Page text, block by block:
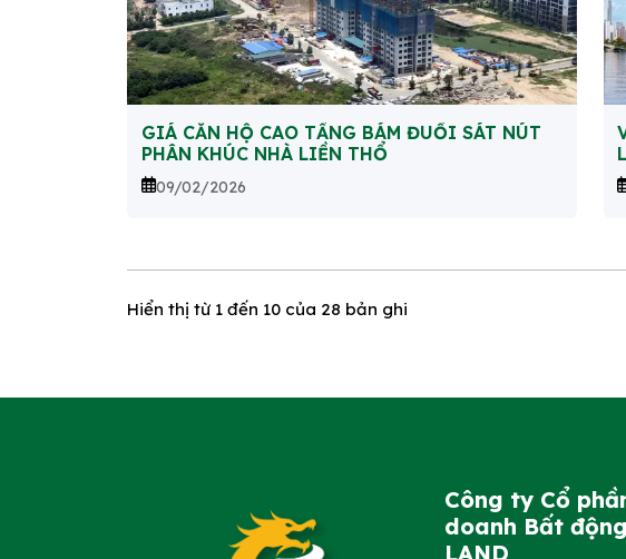
GIÁ CĂN HỘ CAO TẦNG BÁM ĐUỔI SÁT NÚT
PHÂN KHÚC NHÀ LIỀN THỔ
09/02/2026
Hiển thị từ 1 đến 10 của 28 bản ghi
Công ty Cổ
doanh Bất
LAND